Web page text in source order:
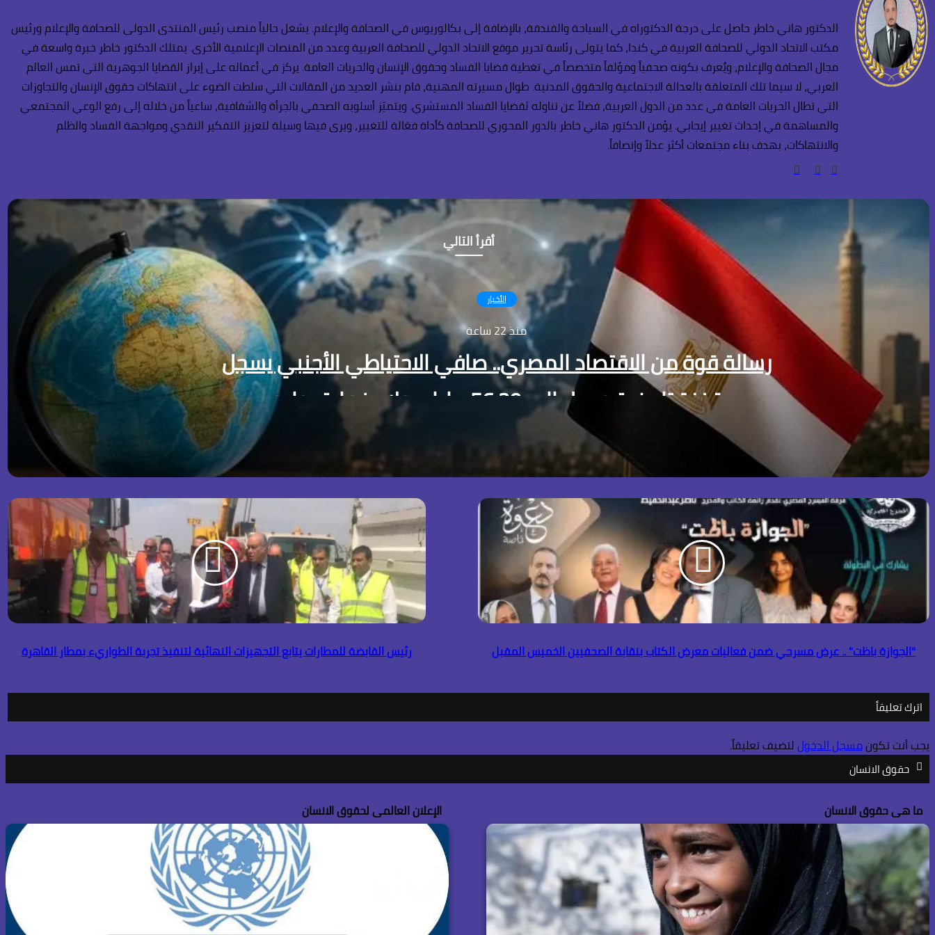
الدكتور هاني خاطر حاصل على درجة الدكتوراه في السياحة والفندقة، بالإضافة إلى بكالوريوس في الصحافة والإعلام. يشغل حالياً منصب رئيس المنتدى الدولى للصحافة والإعلام ورئيس
مكتب الاتحاد الدولي للصحافة العربية في كندا، كما يتولى رئاسة تحرير موقع الاتحاد الدولي للصحافة العربية وعدد من المنصات الإعلامية الأخرى. يمتلك الدكتور خاطر خبرة واسعة في
مجال الصحافة والإعلام، ويُعرف بكونه صحفياً ومؤلفاً متخصصاً في تغطية قضايا الفساد وحقوق الإنسان والحريات العامة. يركز في أعماله على إبراز القضايا الجوهرية التي تمس العالم
العربي، لا سيما تلك المتعلقة بالعدالة الاجتماعية والحقوق المدنية. طوال مسيرته المهنية، قام بنشر العديد من المقالات التي سلطت الضوء على انتهاكات حقوق الإنسان والتجاوزات
التي تطال الحريات العامة في عدد من الدول العربية، فضلاً عن تناوله لقضايا الفساد المستشري. ويتميّز أسلوبه الصحفي بالجرأة والشفافية، ساعياً من خلاله إلى رفع الوعي المجتمعي
والمساهمة في إحداث تغيير إيجابي. يؤمن الدكتور هاني خاطر بالدور المحوري للصحافة كأداة فعّالة للتغيير، ويرى فيها وسيلة لتعزيز التفكير النقدي ومواجهة الفساد والظلم
والانتهاكات، بهدف بناء مجتمعات أكثر عدلاً وإنصافاً.
فيسبوكانستقرام
TikTok
أقرأ التالي
الأخبار
منذ 22 ساعة
رسالة قوة من الاقتصاد المصري.. صافي الاحتياطي الأجنبي يسجل
قفزة تاريخية ويصل إلى 56.29 مليار دولار بنهاية يوليو
منذ 22 ساعة
رسالة قوة من الاقتصاد المصري.. صافي الاحتياطي الأجنبي يسجل قفزة تاريخية ويصل إلى 56.29 مليار دولار بنهاية يوليو
منذ 6 أيام
القطار الكهربائي السريع… بين الجدل والفرصة
منذ أسبوعين
التغير المناخي… من التحذير إلى الاحتراق ، هل أصبح العالم يعيش عصر الكوارث المناخية؟
منذ أسبوعين
باب المندب.. لماذا أصبحت إيران والحوثيون التهديد الأكبر لاستقرار المنطقة؟
منذ 3 أسابيع
إسرائيل الكبرى… والمكر الأمريكي هل أعادت واشنطن رسم قواعد اللعبة في الشرق الأوسط؟
"الجوازة باظت" .. عرض مسرحي ضمن فعاليات معرض الكتاب بنقابة الصحفيين الخميس المقبل رئيس القابضة للمطارات يتابع التجهيزات النهائية لتنفيذ تجربة الطواريء بمطار القاهرة
اترك تعليقاً
يجب أنت تكونمسجل الدخوللتضيف تعليقاً.
حقوق الانسان
ما هى حقوق الانسان الإعلان العالمى لحقوق الانسان